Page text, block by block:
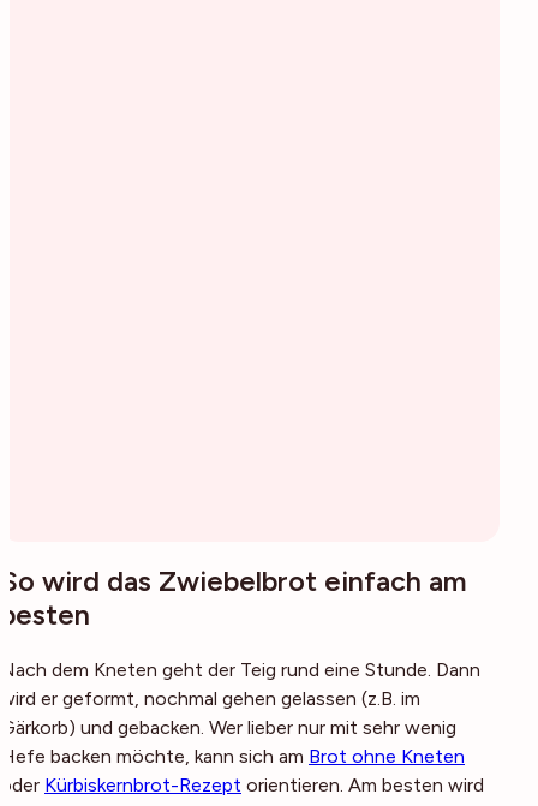
So wird das Zwiebelbrot einfach am
besten
Nach dem Kneten geht der Teig rund eine Stunde. Dann
wird er geformt, nochmal gehen gelassen (z.B. im
Gärkorb) und gebacken. Wer lieber nur mit sehr wenig
Hefe backen möchte, kann sich am Brot ohne Kneten
oder Kürbiskernbrot-Rezept orientieren. Am besten wird